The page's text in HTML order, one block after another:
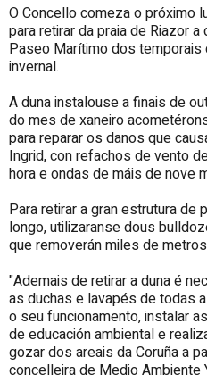
O Concello comeza o próximo
para retirar da praia de Riazor
Paseo Marítimo dos
invernal.
A duna instalouse a finais de
do mes de xaneiro
para reparar os danos que
Ingrid, con refachos de vento
hora e ondas de máis de nove
Para retirar a gran estrutura
longo, utilizaranse dous
que removerán miles de
"Ademais de retirar a duna é
as duchas e lavapés de todas
o seu funcionamento, instalar
de educación ambiental e
gozar dos areais da Coruña a
concelleira de Medio Ambiente